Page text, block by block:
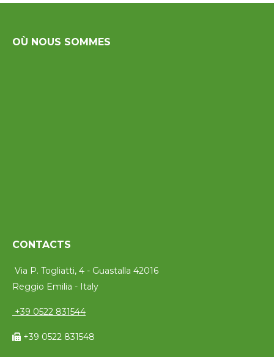
OÙ NOUS SOMMES
CONTACTS
Via P. Togliatti, 4 - Guastalla 42016
Reggio Emilia - Italy
+39 0522 831544
+39 0522 831548